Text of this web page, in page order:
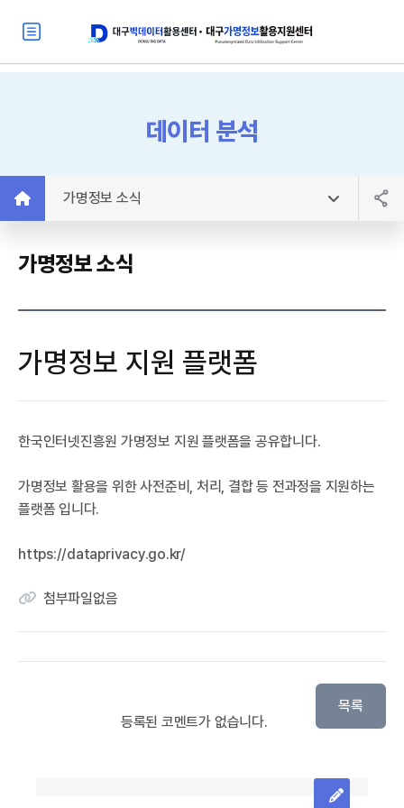
데이터 분석
가명정보 소식
가명정보 소식
가명정보 지원 플랫폼
한국인터넷진흥원 가명정보 지원 플랫폼을 공유합니다.
가명정보 활용을 위한 사전준비, 처리, 결합 등 전과정을 지원하는
플랫폼 입니다.
https://dataprivacy.go.kr/
첨부파일없음
목록
등록된 코멘트가 없습니다.